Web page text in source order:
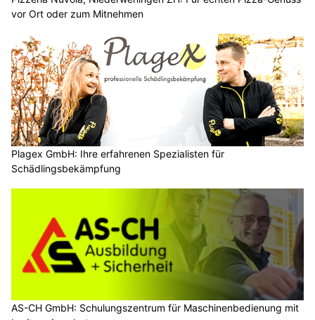
vor Ort oder zum Mitnehmen
Plagex GmbH: Ihre erfahrenen Spezialisten für
Schädlingsbekämpfung
AS-CH GmbH: Schulungszentrum für Maschinenbedienung mit